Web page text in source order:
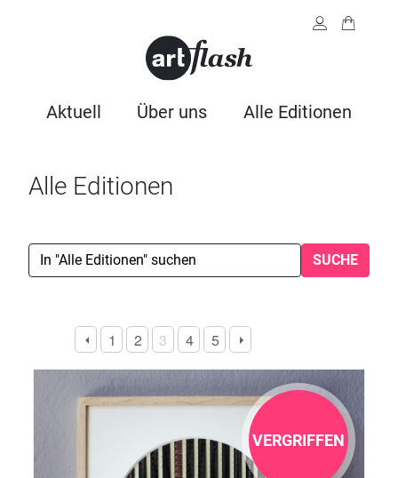
Aktuell Über uns Alle Editionen
Alle Editionen
SUCHE
1 2 3 4 5
VERGRIFFEN